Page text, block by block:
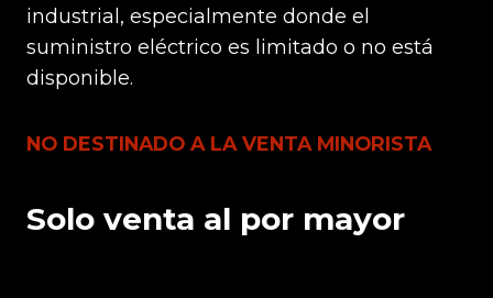
industrial, especialmente donde el
suministro eléctrico es limitado o no está
disponible.
NO DESTINADO A LA VENTA MINORISTA
Solo venta al por mayor